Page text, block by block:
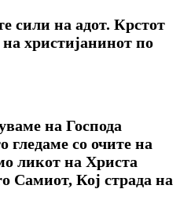
сили на адот. Крстот
на христијанинот по
на Господа
гледаме co очите на
ликот на Христа
Самиот, Кој страда на